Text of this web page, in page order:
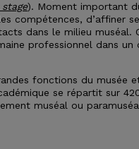
). Moment important
compétences, d’affiner
dans le milieu muséal.
professionnel dans un
fonctions du musée
se répartit sur
muséal ou